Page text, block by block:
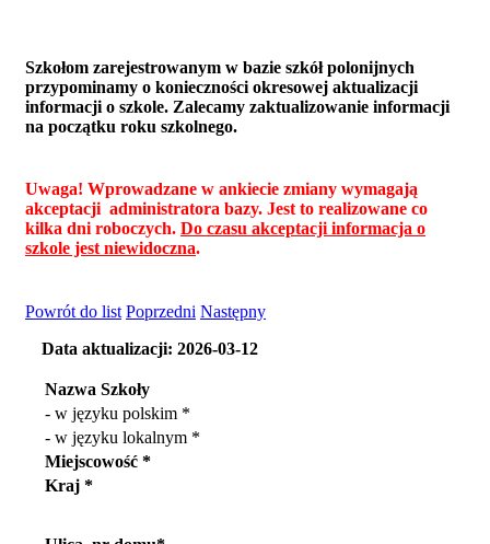
Szkołom zarejestrowanym w bazie szkół polonijnych
przypominamy o konieczności okresowej aktualizacji
informacji o szkole. Zalecamy zaktualizowanie informacji
na początku roku szkolnego.
Uwaga! Wprowadzane w ankiecie zmiany wymagają
akceptacji administratora bazy. Jest to realizowane co
kilka dni roboczych. Do czasu akceptacji informacja o
szkole jest niewidoczna.
Powrót do list Poprzedni Następny
Data aktualizacji: 2026-03-12
Nazwa Szkoły
- w języku polskim *
- w języku lokalnym *
Miejscowość *
Kraj *